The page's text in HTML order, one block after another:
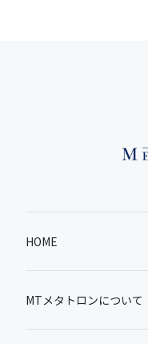
HOME
MTメタトロンについて